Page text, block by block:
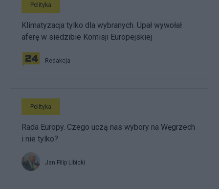
Polityka
Klimatyzacja tylko dla wybranych. Upał wywołał
aferę w siedzibie Komisji Europejskiej
Redakcja
Polityka
Rada Europy. Czego uczą nas wybory na Węgrzech
i nie tylko?
Jan Filip Libicki